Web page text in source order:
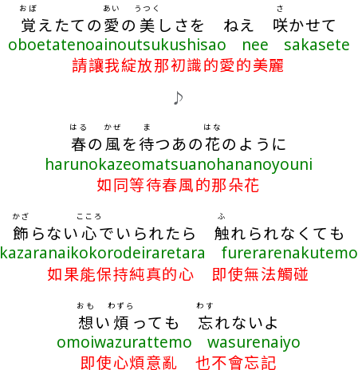
覚
おぼ
えたての愛
あい
の 美
うつく
しさを ねえ 咲
さ
かせて
oboetatenoainoutsukushisao nee sakasete
請讓我綻放那初識的愛的美麗
♪
春
はる
の風
かぜ
を待
ま
つあの花
はな
のように
harunokazeomatsuanohananoyouni
如同等待春風的那朵花
飾
かざ
らない心
こころ
でいられたら 触
ふ
れられなくても
kazaranaikokorodeiraretara furerarenakutemo
如果能保持純真的心 即使無法觸碰
想
おも
い 煩
わずら
っても 忘
わす
れないよ
omoiwazurattemo wasurenaiyo
即使心煩意亂 也不會忘記